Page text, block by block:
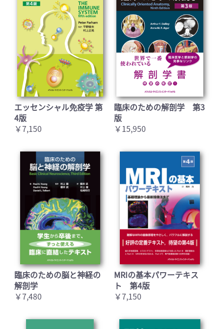
エッセンシャル免疫学 第
4版
￥7,150
臨床のための解剖学 第3
版
￥15,950
臨床のための脳と神経の
解剖学
￥7,480
MRIの基本パワーテキス
ト 第4版
￥7,150